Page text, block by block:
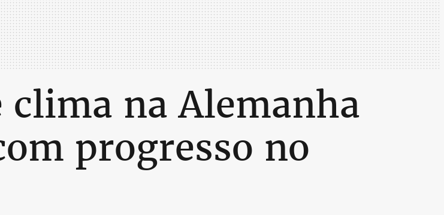
clima na Alemanha
progresso no